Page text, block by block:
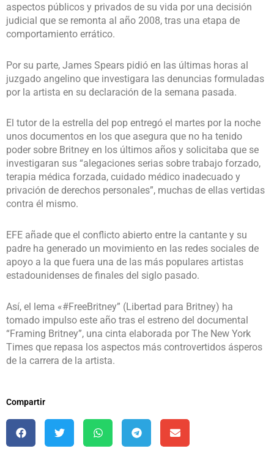
aspectos públicos y privados de su vida por una decisión
judicial que se remonta al año 2008, tras una etapa de
comportamiento errático.
Por su parte, James Spears pidió en las últimas horas al
juzgado angelino que investigara las denuncias formuladas
por la artista en su declaración de la semana pasada.
El tutor de la estrella del pop entregó el martes por la noche
unos documentos en los que asegura que no ha tenido
poder sobre Britney en los últimos años y solicitaba que se
investigaran sus “alegaciones serias sobre trabajo forzado,
terapia médica forzada, cuidado médico inadecuado y
privación de derechos personales”, muchas de ellas vertidas
contra él mismo.
EFE añade que el conflicto abierto entre la cantante y su
padre ha generado un movimiento en las redes sociales de
apoyo a la que fuera una de las más populares artistas
estadounidenses de finales del siglo pasado.
Así, el lema «#FreeBritney” (Libertad para Britney) ha
tomado impulso este año tras el estreno del documental
“Framing Britney”, una cinta elaborada por The New York
Times que repasa los aspectos más controvertidos ásperos
de la carrera de la artista.
Compartir